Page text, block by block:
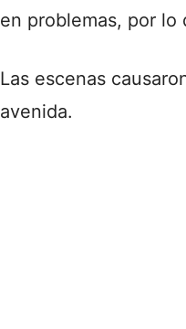
en problemas, por lo
Las escenas
avenida.